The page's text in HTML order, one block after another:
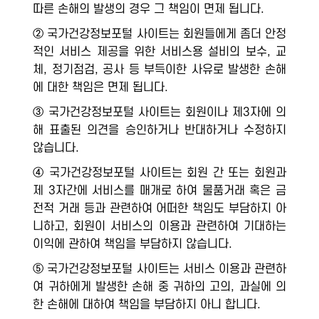
따른 손해의 발생의 경우 그 책임이 면제 됩니다.
② 국가건강정보포털 사이트는 회원들에게 좀더 안정
적인 서비스 제공을 위한 서비스용 설비의 보수, 교
체, 정기점검, 공사 등 부득이한 사유로 발생한 손해
에 대한 책임은 면제 됩니다.
③ 국가건강정보포털 사이트는 회원이나 제3자에 의
해 표출된 의견을 승인하거나 반대하거나 수정하지
않습니다.
④ 국가건강정보포털 사이트는 회원 간 또는 회원과
제 3자간에 서비스를 매개로 하여 물품거래 혹은 금
전적 거래 등과 관련하여 어떠한 책임도 부담하지 아
니하고, 회원이 서비스의 이용과 관련하여 기대하는
이익에 관하여 책임을 부담하지 않습니다.
⑤ 국가건강정보포털 사이트는 서비스 이용과 관련하
여 귀하에게 발생한 손해 중 귀하의 고의, 과실에 의
한 손해에 대하여 책임을 부담하지 아니 합니다.